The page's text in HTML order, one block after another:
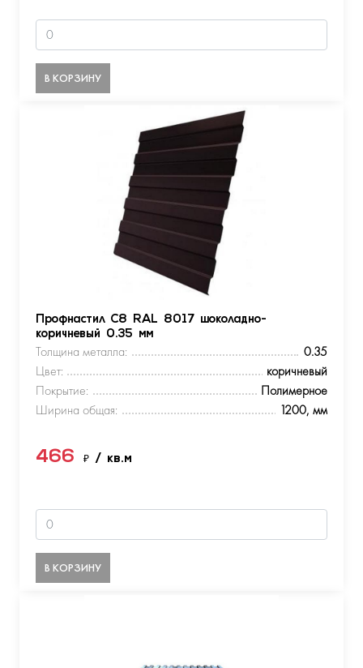
В КОРЗИНУ
Профнастил С8 RAL 8017 шоколадно-
коричневый 0.35 мм
Толщина металла:
0.35
Цвет:
коричневый
Покрытие:
Полимерное
Ширина общая:
1200, мм
466 ₽ / кв.м
В КОРЗИНУ